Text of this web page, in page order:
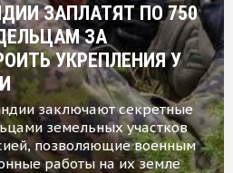
ЗАПЛАТЯТ ПО 750
ЗА
УКРЕПЛЕНИЯ У
заключают секретные
земельных участков
позволяющие военным
работы на их земле